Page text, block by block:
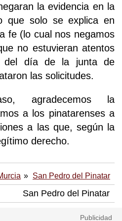
la evidencia en la
que solo se explica en
fe (lo cual nos negamos
no estuvieran atentos
del día de la junta de
las solicitudes.
agradecemos la
a los pinatarenses a
a las que, según la
derecho.
San Pedro del Pinatar
San Pedro del Pinatar